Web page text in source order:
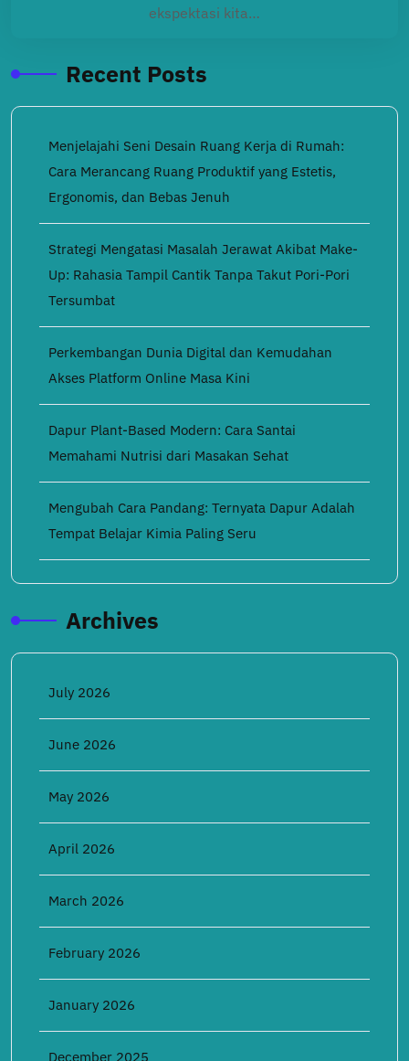
ekspektasi kita…
Recent Posts
Menjelajahi Seni Desain Ruang Kerja di Rumah:
Cara Merancang Ruang Produktif yang Estetis,
Ergonomis, dan Bebas Jenuh
Strategi Mengatasi Masalah Jerawat Akibat Make-
Up: Rahasia Tampil Cantik Tanpa Takut Pori-Pori
Tersumbat
Perkembangan Dunia Digital dan Kemudahan
Akses Platform Online Masa Kini
Dapur Plant-Based Modern: Cara Santai
Memahami Nutrisi dari Masakan Sehat
Mengubah Cara Pandang: Ternyata Dapur Adalah
Tempat Belajar Kimia Paling Seru
Archives
July 2026
June 2026
May 2026
April 2026
March 2026
February 2026
January 2026
December 2025